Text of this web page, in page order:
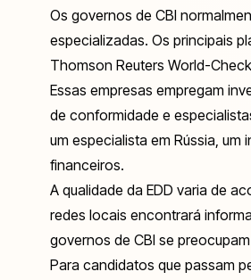
Os governos de CBI
especializadas. Os principais
Thomson Reuters World-
Essas empresas empregam
de conformidade e
um especialista em Rússia,
financeiros.
A qualidade da EDD varia de
redes locais encontrará
governos de CBI se
Para candidatos que passam